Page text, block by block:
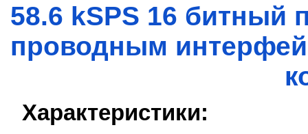
58.6 kSPS 16 битный
проводным
Характеристики: